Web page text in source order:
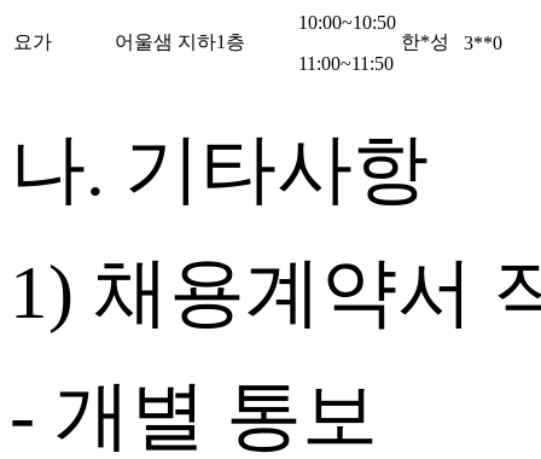
요가 어울샘 지하1 층
10:00~10:50
11:00~11:50
한*성 3**0
나. 기타사항
1) 채용계약서
- 개별 통보